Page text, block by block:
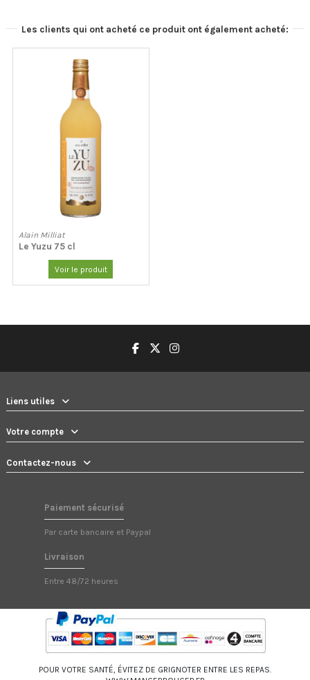
Les clients qui ont acheté ce produit ont également acheté:
Alain Milliat
Le Yuzu 75 cl
Voir le produit
Liens utiles
Votre compte
Contactez-nous
Paiement sécurisé
Par carte bancaire et Paypal
Livraison
Entre 48/72 heures
POUR VOTRE SANTÉ, ÉVITEZ DE GRIGNOTER ENTRE LES REPAS.